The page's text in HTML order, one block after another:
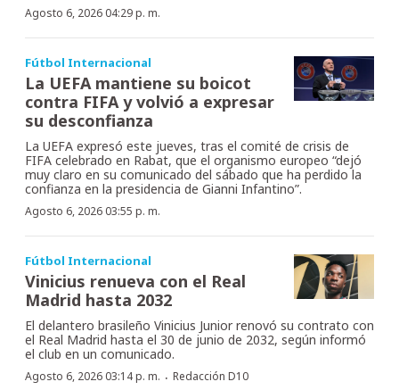
Agosto 6, 2026 04:29 p. m.
Fútbol Internacional
La UEFA mantiene su boicot
contra FIFA y volvió a expresar
su desconfianza
La UEFA expresó este jueves, tras el comité de crisis de
FIFA celebrado en Rabat, que el organismo europeo “dejó
muy claro en su comunicado del sábado que ha perdido la
confianza en la presidencia de Gianni Infantino”.
Agosto 6, 2026 03:55 p. m.
Fútbol Internacional
Vinicius renueva con el Real
Madrid hasta 2032
El delantero brasileño Vinicius Junior renovó su contrato con
el Real Madrid hasta el 30 de junio de 2032, según informó
el club en un comunicado.
Agosto 6, 2026 03:14 p. m. · Redacción D10